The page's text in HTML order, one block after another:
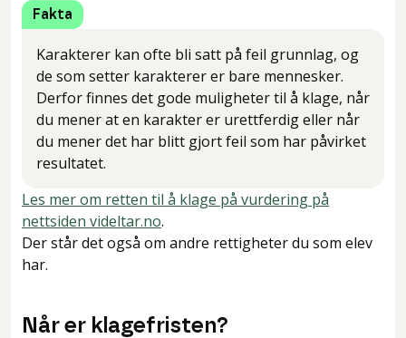
Fakta
Karakterer kan ofte bli satt på feil grunnlag, og
de som setter karakterer er bare mennesker.
Derfor finnes det gode muligheter til å klage, når
du mener at en karakter er urettferdig eller når
du mener det har blitt gjort feil som har påvirket
resultatet.
Les mer om retten til å klage på vurdering på
nettsiden videltar.no.
Der står det også om andre rettigheter du som elev
har.
Når er klagefristen?